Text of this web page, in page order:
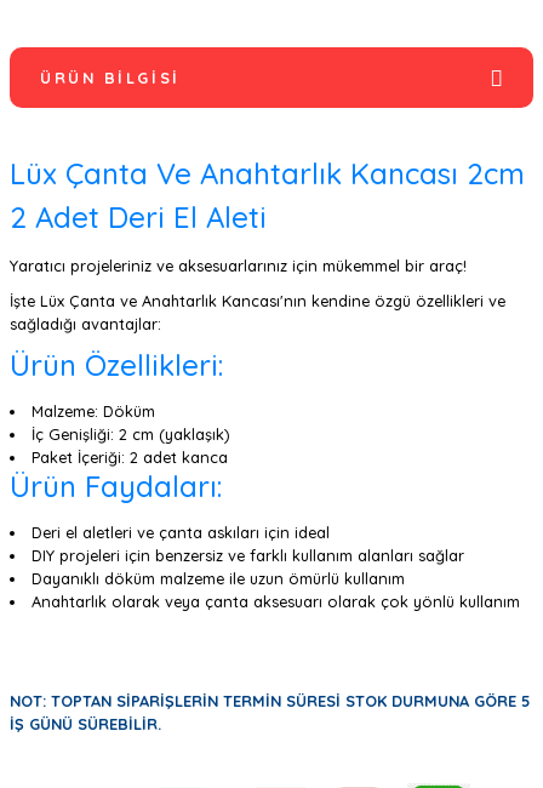
ÜRÜN BILGISI
Lüx Çanta Ve Anahtarlık Kancası 2cm
2 Adet Deri El Aleti
Yaratıcı projeleriniz ve aksesuarlarınız için mükemmel bir araç!
İşte Lüx Çanta ve Anahtarlık Kancası'nın kendine özgü özellikleri ve
sağladığı avantajlar:
Ürün Özellikleri:
Malzeme: Döküm
İç Genişliği: 2 cm (yaklaşık)
Paket İçeriği: 2 adet kanca
Ürün Faydaları:
Deri el aletleri ve çanta askıları için ideal
DIY projeleri için benzersiz ve farklı kullanım alanları sağlar
Dayanıklı döküm malzeme ile uzun ömürlü kullanım
Anahtarlık olarak veya çanta aksesuarı olarak çok yönlü kullanım
NOT: TOPTAN SİPARİŞLERİN TERMİN SÜRESİ STOK DURMUNA GÖRE 5
İŞ GÜNÜ SÜREBİLİR.